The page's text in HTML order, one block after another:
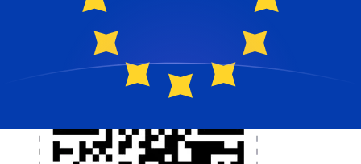
l'application dès aujourd'hui !